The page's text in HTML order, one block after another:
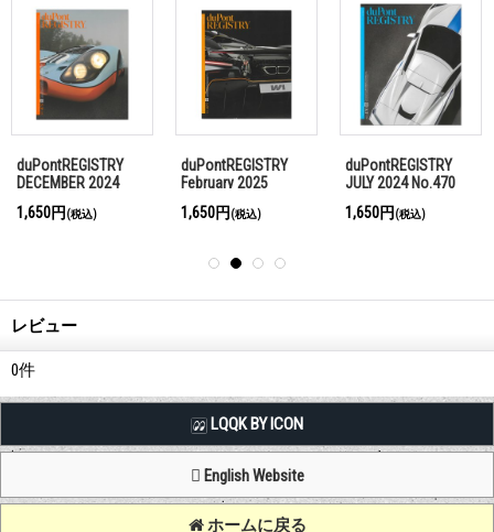
duPontREGISTRY
DECEMBER 2024
1,650円 (税込)
duPontREGISTRY
February 2025
1,650円 (税込)
duPontREGISTRY
JULY 2024 No.470
1,650円 (税込)
レビュー
0件
LQQK BY ICON
English Website
ホームに戻る